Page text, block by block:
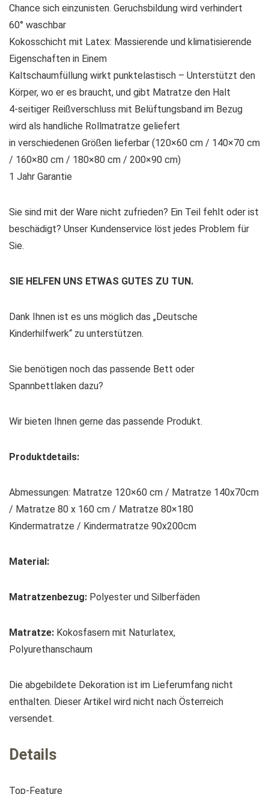
Chance sich einzunisten. Geruchsbildung wird verhindert
60° waschbar
Kokosschicht mit Latex: Massierende und klimatisierende
Eigenschaften in Einem
Kaltschaumfüllung wirkt punktelastisch – Unterstützt den
Körper, wo er es braucht, und gibt Matratze den Halt
4-seitiger Reißverschluss mit Belüftungsband im Bezug
wird als handliche Rollmatratze geliefert
in verschiedenen Größen lieferbar (120×60 cm / 140×70 cm
/ 160×80 cm / 180×80 cm / 200×90 cm)
1 Jahr Garantie
Sie sind mit der Ware nicht zufrieden? Ein Teil fehlt oder ist
beschädigt? Unser Kundenservice löst jedes Problem für
Sie.
SIE HELFEN UNS ETWAS GUTES ZU TUN.
Dank Ihnen ist es uns möglich das „Deutsche
Kinderhilfwerk“ zu unterstützen.
Sie benötigen noch das passende Bett oder
Spannbettlaken dazu?
Wir bieten Ihnen gerne das passende Produkt.
Produktdetails:
Abmessungen: Matratze 120×60 cm / Matratze 140x70cm
/ Matratze 80 x 160 cm / Matratze 80×180
Kindermatratze / Kindermatratze 90x200cm
Material:
Matratzenbezug: Polyester und Silberfäden
Matratze: Kokosfasern mit Naturlatex,
Polyurethanschaum
Die abgebildete Dekoration ist im Lieferumfang nicht
enthalten. Dieser Artikel wird nicht nach Österreich
versendet.
Details
Top-Feature